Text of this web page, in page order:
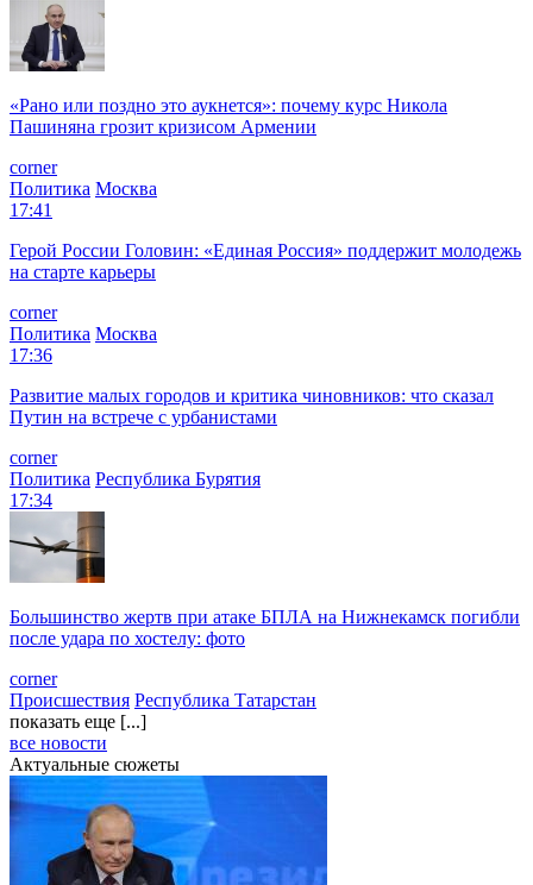
«Рано или поздно это аукнется»: почему курс Никола
Пашиняна грозит кризисом Армении
corner
Политика Москва
17:41
Герой России Головин: «Единая Россия» поддержит молодежь
на старте карьеры
corner
Политика Москва
17:36
Развитие малых городов и критика чиновников: что сказал
Путин на встрече с урбанистами
corner
Политика Республика Бурятия
17:34
Большинство жертв при атаке БПЛА на Нижнекамск погибли
после удара по хостелу: фото
corner
Происшествия Республика Татарстан
показать еще [...]
все новости
Актуальные сюжеты